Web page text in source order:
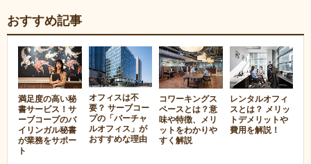
おすすめ記事
満足度の高い秘
書サービス！サ
ーブコープのバ
イリンガル秘書
が業務をサポー
ト
オフィスは不
要？ サーブコー
プの「バーチャ
ルオフィス」が
おすすめな理由
コワーキングス
ペースとは？意
味や特徴、メリ
ットをわかりや
すく解説
レンタルオフィ
スとは？ メリッ
トデメリットや
費用を解説！